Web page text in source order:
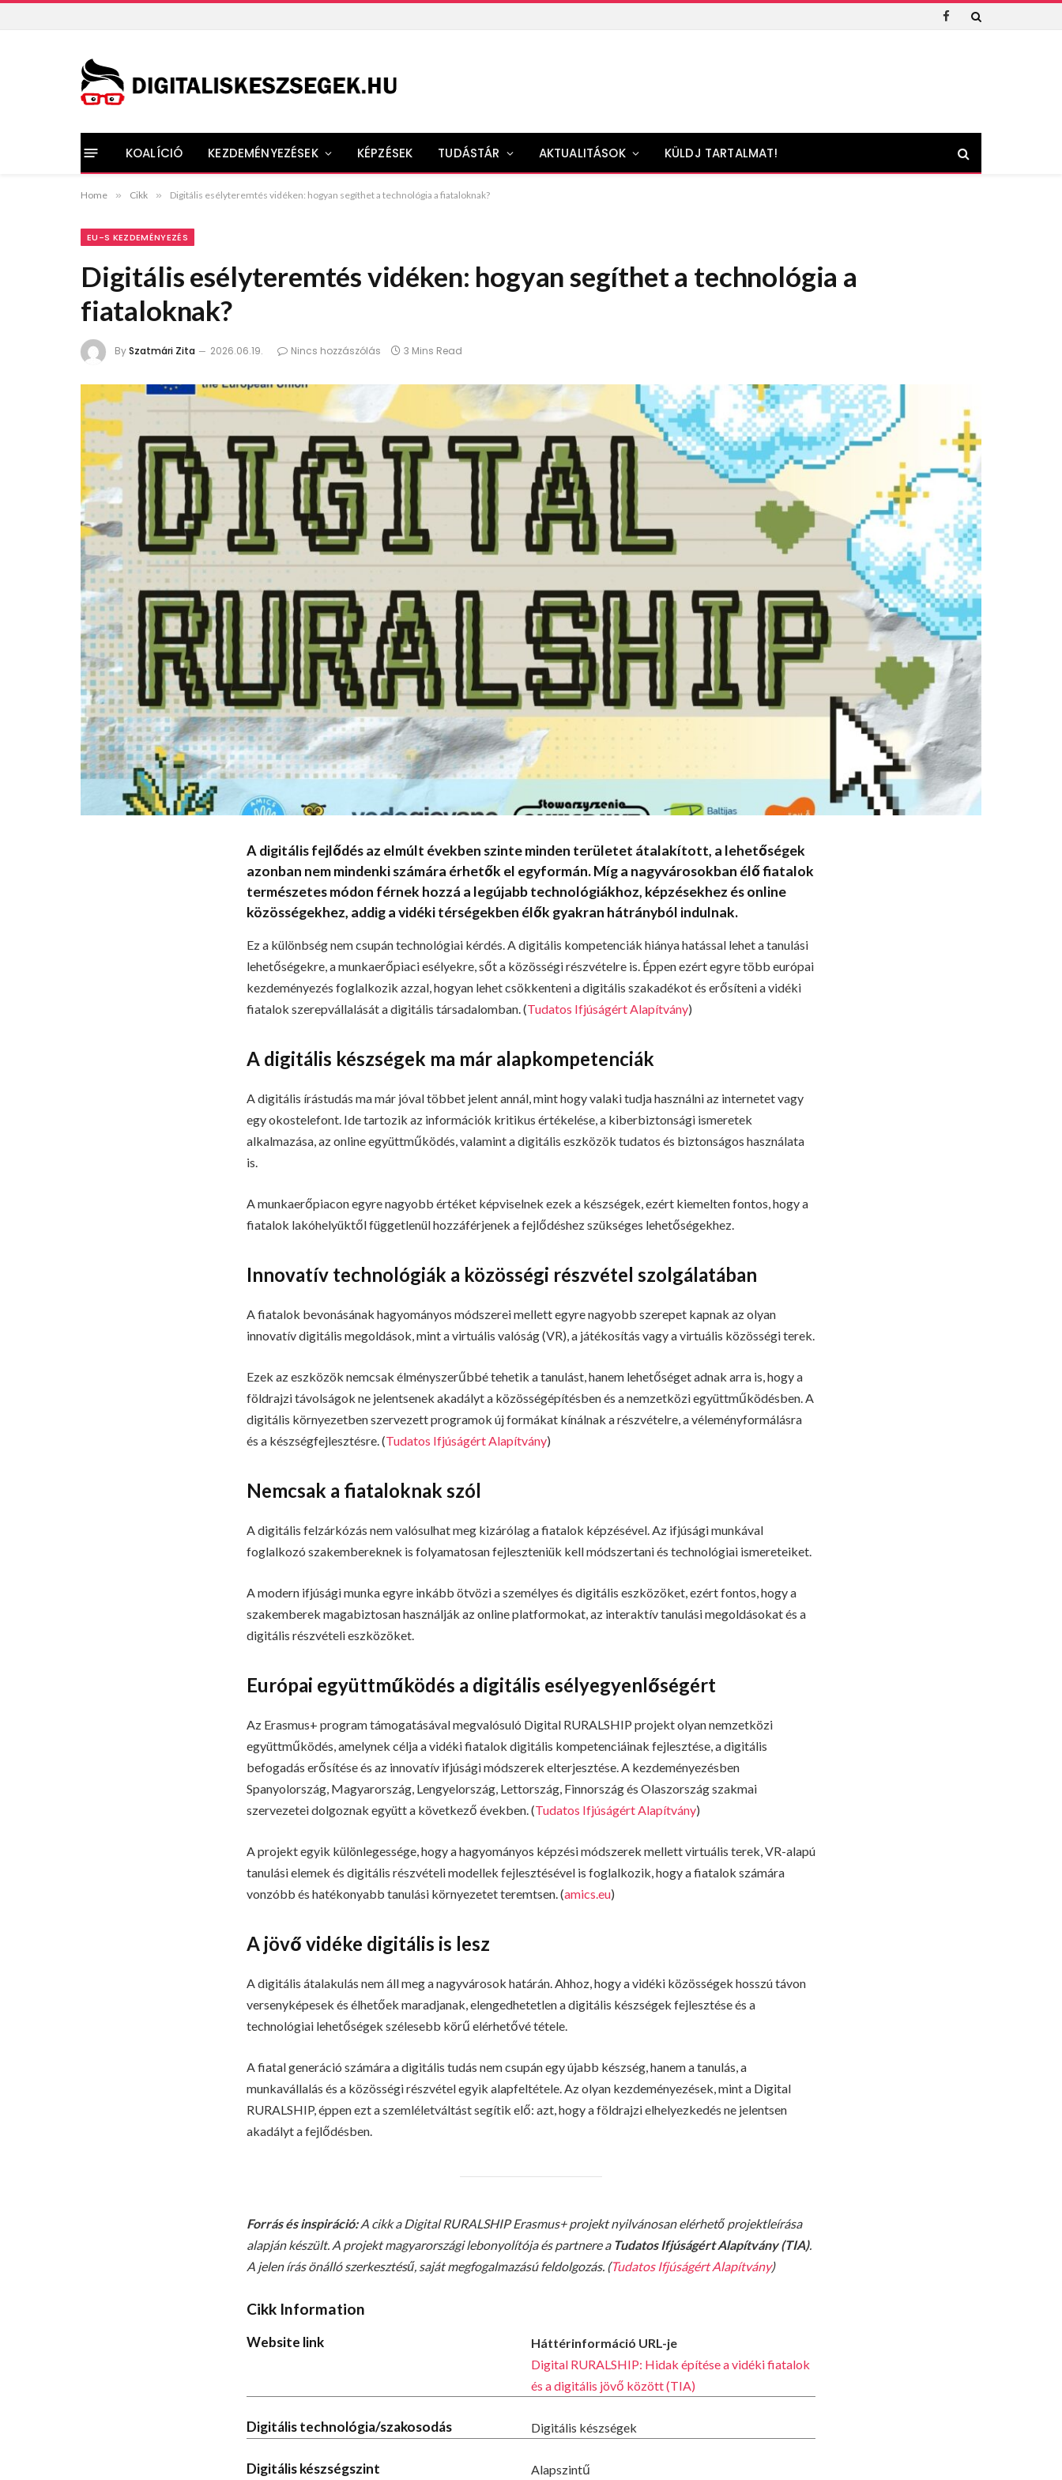
Facebook
KOALÍCIÓ KEZDEMÉNYEZÉSEK KÉPZÉSEK TUDÁSTÁR AKTUALITÁSOK KÜLDJ TARTALMAT!
Home » Cikk » Digitális esélyteremtés vidéken: hogyan segíthet a technológia a fiataloknak?
EU-S KEZDEMÉNYEZÉS
Digitális esélyteremtés vidéken: hogyan segíthet a technológia a
fiataloknak?
BySzatmári Zita 2026.06.19. Nincs hozzászólás 3 Mins Read
A digitális fejlődés az elmúlt években szinte minden területet átalakított, a lehetőségek
azonban nem mindenki számára érhetők el egyformán. Míg a nagyvárosokban élő fiatalok
természetes módon férnek hozzá a legújabb technológiákhoz, képzésekhez és online
közösségekhez, addig a vidéki térségekben élők gyakran hátrányból indulnak.
Ez a különbség nem csupán technológiai kérdés. A digitális kompetenciák hiánya hatással lehet a tanulási
lehetőségekre, a munkaerőpiaci esélyekre, sőt a közösségi részvételre is. Éppen ezért egyre több európai
kezdeményezés foglalkozik azzal, hogyan lehet csökkenteni a digitális szakadékot és erősíteni a vidéki
fiatalok szerepvállalását a digitális társadalomban. (Tudatos Ifjúságért Alapítvány)
A digitális készségek ma már alapkompetenciák
A digitális írástudás ma már jóval többet jelent annál, mint hogy valaki tudja használni az internetet vagy
egy okostelefont. Ide tartozik az információk kritikus értékelése, a kiberbiztonsági ismeretek
alkalmazása, az online együttműködés, valamint a digitális eszközök tudatos és biztonságos használata
is.
A munkaerőpiacon egyre nagyobb értéket képviselnek ezek a készségek, ezért kiemelten fontos, hogy a
fiatalok lakóhelyüktől függetlenül hozzáférjenek a fejlődéshez szükséges lehetőségekhez.
Innovatív technológiák a közösségi részvétel szolgálatában
A fiatalok bevonásának hagyományos módszerei mellett egyre nagyobb szerepet kapnak az olyan
innovatív digitális megoldások, mint a virtuális valóság (VR), a játékosítás vagy a virtuális közösségi terek.
Ezek az eszközök nemcsak élményszerűbbé tehetik a tanulást, hanem lehetőséget adnak arra is, hogy a
földrajzi távolságok ne jelentsenek akadályt a közösségépítésben és a nemzetközi együttműködésben. A
digitális környezetben szervezett programok új formákat kínálnak a részvételre, a véleményformálásra
és a készségfejlesztésre. (Tudatos Ifjúságért Alapítvány)
Nemcsak a fiataloknak szól
A digitális felzárkózás nem valósulhat meg kizárólag a fiatalok képzésével. Az ifjúsági munkával
foglalkozó szakembereknek is folyamatosan fejleszteniük kell módszertani és technológiai ismereteiket.
A modern ifjúsági munka egyre inkább ötvözi a személyes és digitális eszközöket, ezért fontos, hogy a
szakemberek magabiztosan használják az online platformokat, az interaktív tanulási megoldásokat és a
digitális részvételi eszközöket.
Európai együttműködés a digitális esélyegyenlőségért
Az Erasmus+ program támogatásával megvalósuló Digital RURALSHIP projekt olyan nemzetközi
együttműködés, amelynek célja a vidéki fiatalok digitális kompetenciáinak fejlesztése, a digitális
befogadás erősítése és az innovatív ifjúsági módszerek elterjesztése. A kezdeményezésben
Spanyolország, Magyarország, Lengyelország, Lettország, Finnország és Olaszország szakmai
szervezetei dolgoznak együtt a következő években. (Tudatos Ifjúságért Alapítvány)
A projekt egyik különlegessége, hogy a hagyományos képzési módszerek mellett virtuális terek, VR-alapú
tanulási elemek és digitális részvételi modellek fejlesztésével is foglalkozik, hogy a fiatalok számára
vonzóbb és hatékonyabb tanulási környezetet teremtsen. (amics.eu)
A jövő vidéke digitális is lesz
A digitális átalakulás nem áll meg a nagyvárosok határán. Ahhoz, hogy a vidéki közösségek hosszú távon
versenyképesek és élhetőek maradjanak, elengedhetetlen a digitális készségek fejlesztése és a
technológiai lehetőségek szélesebb körű elérhetővé tétele.
A fiatal generáció számára a digitális tudás nem csupán egy újabb készség, hanem a tanulás, a
munkavállalás és a közösségi részvétel egyik alapfeltétele. Az olyan kezdeményezések, mint a Digital
RURALSHIP, éppen ezt a szemléletváltást segítik elő: azt, hogy a földrajzi elhelyezkedés ne jelentsen
akadályt a fejlődésben.
Forrás és inspiráció:A cikk a Digital RURALSHIP Erasmus+ projekt nyilvánosan elérhető projektleírása
alapján készült. A projekt magyarországi lebonyolítója és partnere a Tudatos Ifjúságért Alapítvány (TIA).
A jelen írás önálló szerkesztésű, saját megfogalmazású feldolgozás. (Tudatos Ifjúságért Alapítvány)
Cikk Information
Website link
Háttérinformáció URL-je
Digital RURALSHIP: Hidak építése a vidéki fiatalok
és a digitális jövő között (TIA)
Digitális technológia/szakosodás Digitális készségek
Digitális készségszint Alapszintű